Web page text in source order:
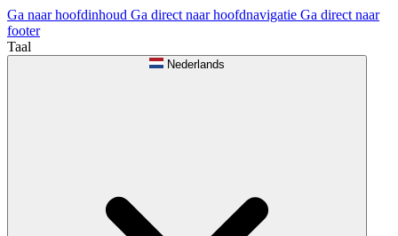
Ga naar hoofdinhoud Ga direct naar hoofdnavigatie Ga direct naar
footer
Taal
Nederlands